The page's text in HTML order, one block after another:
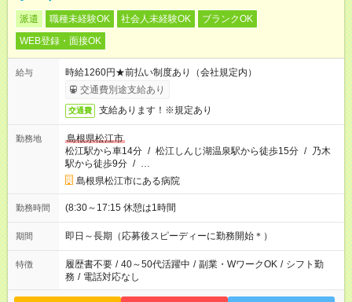
派遣 職種未経験OK 社会人未経験OK
ブランクOK
WEB登録・面接OK
給与
時給1260円★前払い制度あり（会社規定内）
交通費別途支給あり
交通費 支給あります！※規定あり
勤務地
島根県松江市
松江駅から車14分 / 松江しんじ湖温泉駅から徒歩15分 / 乃木
駅から徒歩9分 / …
島根県松江市にある病院
勤務時間 (8:30～17:15 休憩は1時間
期間 即日～長期（応募後スピーディーに勤務開始＊）
特徴 履歴書不要 / 40～50代活躍中 / 副業・WワークOK / シフト勤
務 / 電話対応なし